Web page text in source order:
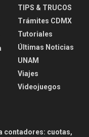
TIPS & TRUCOS
Trámites CDMX
Tutoriales
Últimas Noticias
UNAM
Viajes
Videojuegos
contadores: cuotas,